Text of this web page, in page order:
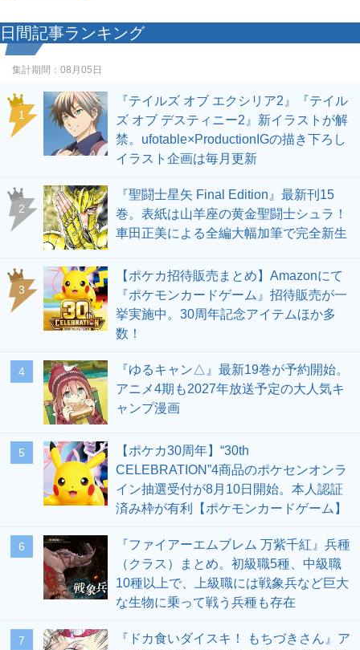
日間記事ランキング
集計期間： 08月05日
1
『テイルズ オブ エクシリア2』『テイル
ズ オブ デスティニー2』新イラストが解
禁。ufotable×ProductionIGの描き下ろし
イラスト企画は毎月更新
2
『聖闘士星矢 Final Edition』最新刊15
巻。表紙は山羊座の黄金聖闘士シュラ！
車田正美による全編大幅加筆で完全新生
3
【ポケカ招待販売まとめ】Amazonにて
『ポケモンカードゲーム』招待販売が一
挙実施中。30周年記念アイテムほか多
数！
4
『ゆるキャン△』最新19巻が予約開始。
アニメ4期も2027年放送予定の大人気キ
ャンプ漫画
5
【ポケカ30周年】“30th
CELEBRATION”4商品のポケセンオンラ
イン抽選受付が8月10日開始。本人認証
済み枠が有利【ポケモンカードゲーム】
6
『ファイアーエムブレム 万紫千紅』兵種
（クラス）まとめ。初級職5種、中級職
10種以上で、上級職には戦象兵など巨大
な生物に乗って戦う兵種も存在
7
『ドカ食いダイスキ！ もちづきさん』ア